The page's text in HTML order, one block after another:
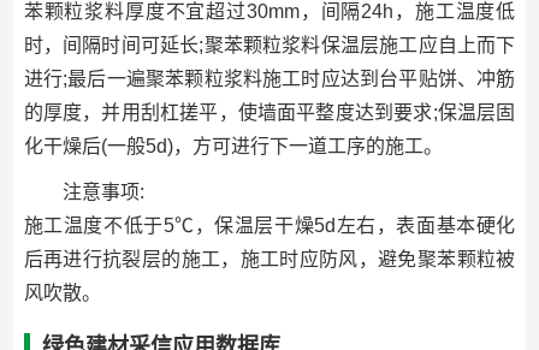
苯颗粒浆料厚度不宜超过30mm，间隔24h，施工温度低
时，间隔时间可延长;聚苯颗粒浆料保温层施工应自上而下
进行;最后一遍聚苯颗粒浆料施工时应达到台平贴饼、冲筋
的厚度，并用刮杠搓平，使墙面平整度达到要求;保温层固
化干燥后(一般5d)，方可进行下一道工序的施工。
注意事项:
施工温度不低于5℃，保温层干燥5d左右，表面基本硬化
后再进行抗裂层的施工，施工时应防风，避免聚苯颗粒被
风吹散。